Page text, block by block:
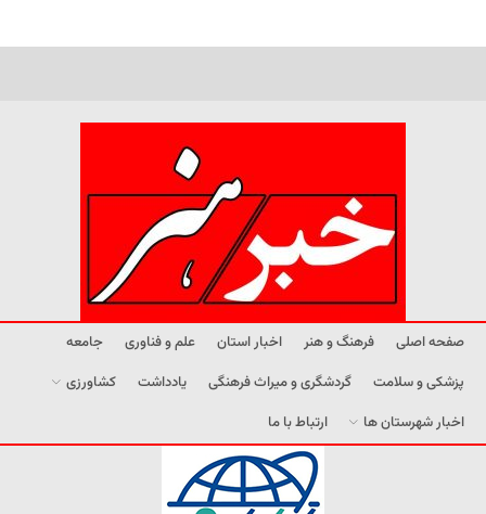
صفحه اصلی فرهنگ و هنر اخبار استان علم و فناوری
جامعه
پزشکی و سلامت
گردشگری و میراث فرهنگی یادداشت
کشاورزی
اخبار شهرستان ها
ارتباط با ما